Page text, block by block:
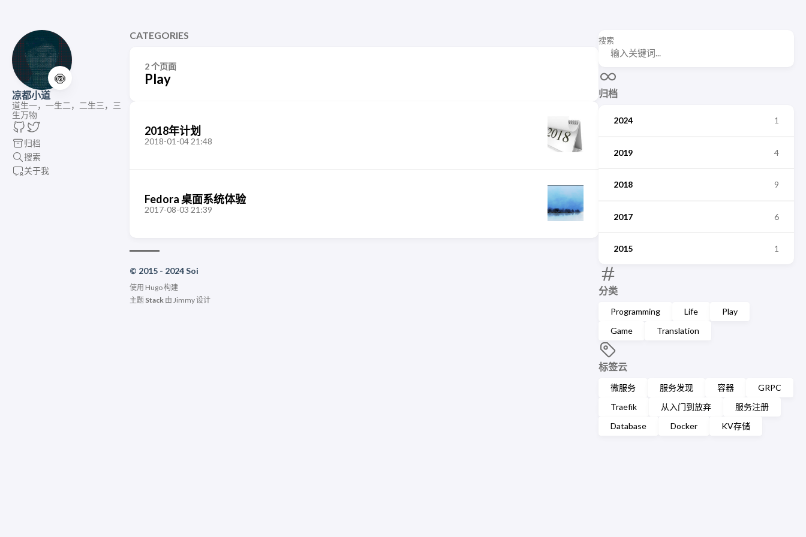
🍥
凉都小道
道生一，一生二，二生三，三
生万物
归档
搜索
关于我
搜索
归档
2024 1
2019 4
2018 9
2017 6
2015 1
分类
Programming Life
Play
Game
Translation
标签云
微服务 服务发现 容器
GRPC
Traefik
从入门到放弃
服务注册
Database
Docker KV存储
CATEGORIES
2 个页面
Play
2018年计划
2018-01-04 21:48
Fedora 桌面系统体验
2017-08-03 21:39
© 2015 - 2024 Soi
使用 Hugo构建
主题 Stack由 Jimmy设计